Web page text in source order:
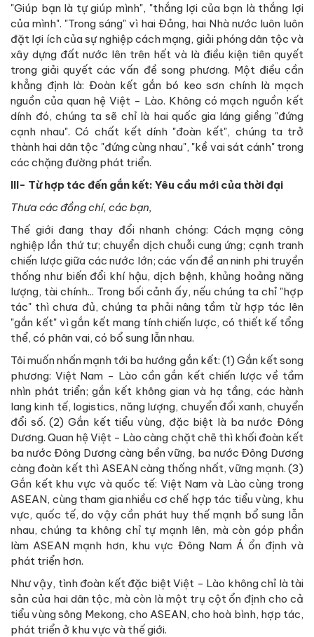
"Giúp bạn là tự giúp mình", "thắng lợi của bạn là thắng lợi
của mình". "Trong sáng" vì hai Đảng, hai Nhà nước luôn luôn
đặt lợi ích của sự nghiệp cách mạng, giải phóng dân tộc và
xây dựng đất nước lên trên hết và là điều kiện tiên quyết
trong giải quyết các vấn đề song phương. Một điều cần
khẳng định là: Đoàn kết gắn bó keo sơn chính là mạch
nguồn của quan hệ Việt - Lào. Không có mạch nguồn kết
dính đó, chúng ta sẽ chỉ là hai quốc gia láng giềng "đứng
cạnh nhau". Có chất kết dính "đoàn kết", chúng ta trở
thành hai dân tộc "đứng cùng nhau", "kề vai sát cánh" trong
các chặng đường phát triển.
III- Từ hợp tác đến gắn kết: Yêu cầu mới của thời đại
Thưa các đồng chí, các bạn,
Thế giới đang thay đổi nhanh chóng: Cách mạng công
nghiệp lần thứ tư; chuyển dịch chuỗi cung ứng; cạnh tranh
chiến lược giữa các nước lớn; các vấn đề an ninh phi truyền
thống như biến đổi khí hậu, dịch bệnh, khủng hoảng năng
lượng, tài chính... Trong bối cảnh ấy, nếu chúng ta chỉ "hợp
tác" thì chưa đủ, chúng ta phải nâng tầm từ hợp tác lên
"gắn kết" vì gắn kết mang tính chiến lược, có thiết kế tổng
thể, có phân vai, có bổ sung lẫn nhau.
Tôi muốn nhấn mạnh tới ba hướng gắn kết: (1) Gắn kết song
phương: Việt Nam - Lào cần gắn kết chiến lược về tầm
nhìn phát triển; gắn kết không gian và hạ tầng, các hành
lang kinh tế, logistics, năng lượng, chuyển đổi xanh, chuyển
đổi số. (2) Gắn kết tiểu vùng, đặc biệt là ba nước Đông
Dương. Quan hệ Việt - Lào càng chặt chẽ thì khối đoàn kết
ba nước Đông Dương càng bền vững, ba nước Đông Dương
càng đoàn kết thì ASEAN càng thống nhất, vững mạnh. (3)
Gắn kết khu vực và quốc tế: Việt Nam và Lào cùng trong
ASEAN, cùng tham gia nhiều cơ chế hợp tác tiểu vùng, khu
vực, quốc tế, do vậy cần phát huy thế mạnh bổ sung lẫn
nhau, chúng ta không chỉ tự mạnh lên, mà còn góp phần
làm ASEAN mạnh hơn, khu vực Đông Nam Á ổn định và
phát triển hơn.
Như vậy, tình đoàn kết đặc biệt Việt - Lào không chỉ là tài
sản của hai dân tộc, mà còn là một trụ cột ổn định cho cả
tiểu vùng sông Mekong, cho ASEAN, cho hoà bình, hợp tác,
phát triển ở khu vực và thế giới.